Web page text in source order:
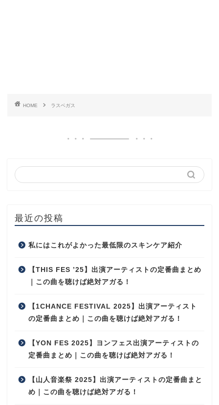
HOME ラスベガス
最近の投稿
私にはこれがよかった最低限のスキンケア紹介
【THIS FES ’25】出演アーティストの定番曲まとめ
｜この曲を聴けば絶対アガる！
【1CHANCE FESTIVAL 2025】出演アーティスト
の定番曲まとめ｜この曲を聴けば絶対アガる！
【YON FES 2025】ヨンフェス出演アーティストの
定番曲まとめ｜この曲を聴けば絶対アガる！
【山人音楽祭 2025】出演アーティストの定番曲まと
め｜この曲を聴けば絶対アガる！